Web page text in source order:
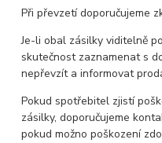
Při převzetí doporučujeme
Je-li obal zásilky viditelně
skutečnost zaznamenat s
nepřevzít a informovat
Pokud spotřebitel zjistí
zásilky, doporučujeme
pokud možno poškození